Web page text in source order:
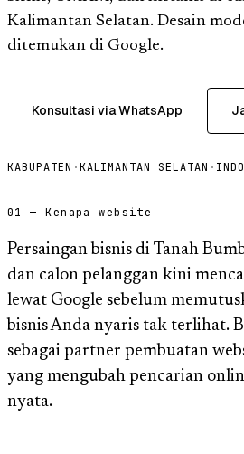
Kalimantan Selatan. Desain
ditemukan di Google.
Konsultasi via WhatsApp
KABUPATEN ·KALIMANTAN SELATAN ·
01 — Kenapa website
Persaingan bisnis di Tanah
dan calon pelanggan kini
lewat Google sebelum
bisnis Anda nyaris tak terlihat.
sebagai partner pembuatan
yang mengubah pencarian
nyata.